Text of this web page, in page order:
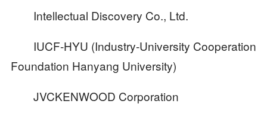
Intellectual Discovery Co., Ltd.
IUCF-HYU (Industry-University Cooperation
Foundation Hanyang University)
JVCKENWOOD Corporation